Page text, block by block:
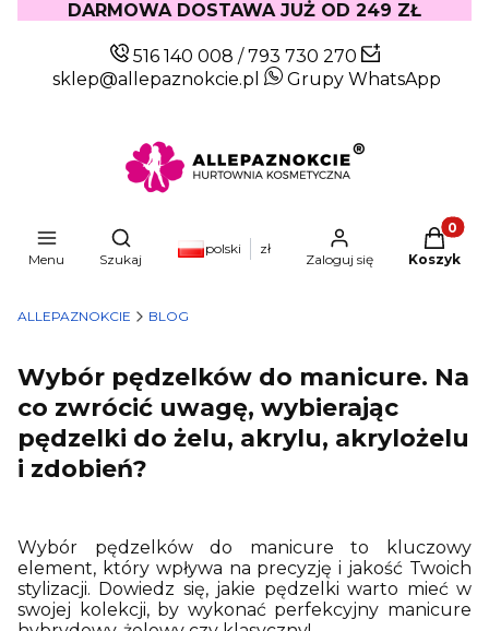
DARMOWA DOSTAWA JUŻ OD 249 ZŁ
516 140 008 /793 730 270
sklep@allepaznokcie.pl
Grupy WhatsApp
Menu
Otwórz wyszukiwarkę
Szukaj
polski zł
Zaloguj się Koszyk
ALLEPAZNOKCIE BLOG
Wybór pędzelków do manicure. Na
co zwrócić uwagę, wybierając
pędzelki do żelu, akrylu, akrylożelu
i zdobień?
Wybór pędzelków do manicure to kluczowy
element, który wpływa na precyzję i jakość Twoich
stylizacji. Dowiedz się, jakie pędzelki warto mieć w
swojej kolekcji, by wykonać perfekcyjny manicure